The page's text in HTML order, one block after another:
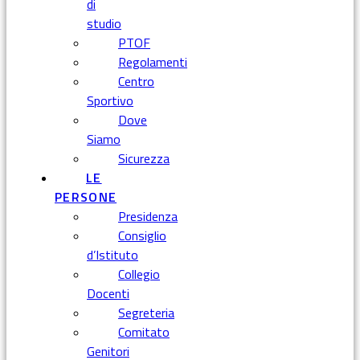
di
studio
PTOF
Regolamenti
Centro
Sportivo
Dove
Siamo
Sicurezza
LE
PERSONE
Presidenza
Consiglio
d’Istituto
Collegio
Docenti
Segreteria
Comitato
Genitori